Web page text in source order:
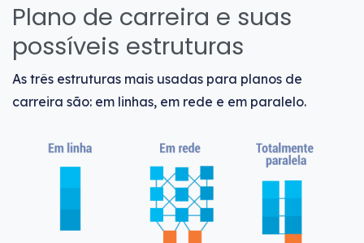
Plano de carreira e suas
possíveis estruturas
As três estruturas mais usadas para planos de
carreira são: em linhas, em rede e em paralelo.